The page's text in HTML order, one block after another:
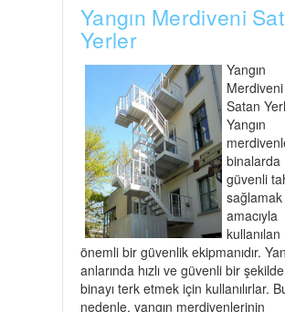
Yangın Merdiveni
Yerler
Yangın
Merdiveni
Satan
Yangın
binalarda
güvenli
sağlamak
amacıyla
kullanılan
önemli bir güvenlik ekipmanıdır.
anlarında hızlı ve güvenli bir şekilde
binayı terk etmek için kullanılırlar.
nedenle, yangın merdivenlerinin